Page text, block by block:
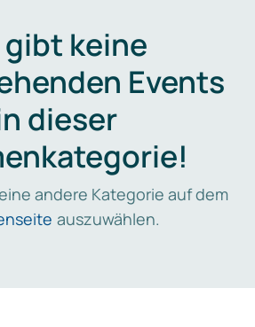
gibt keine
Events
dieser
andere Kategorie auf dem
auszuwählen.